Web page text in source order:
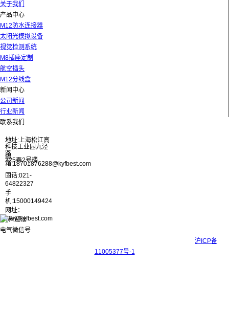
关于我们
产品中心
M12防水连接器
太阳光模拟设备
视觉检测系统
M8插座定制
航空插头
M12分线盒
新闻中心
公司新闻
行业新闻
联系我们
地址:上海松江高
科技工业园九泾
路
325弄2号楼
邮
箱:18701876288@kyfbest.com
固话:021-
64822327
手
机:15000149424
网址：
www.kyfbest.com
沪ICP备
11005377号-1